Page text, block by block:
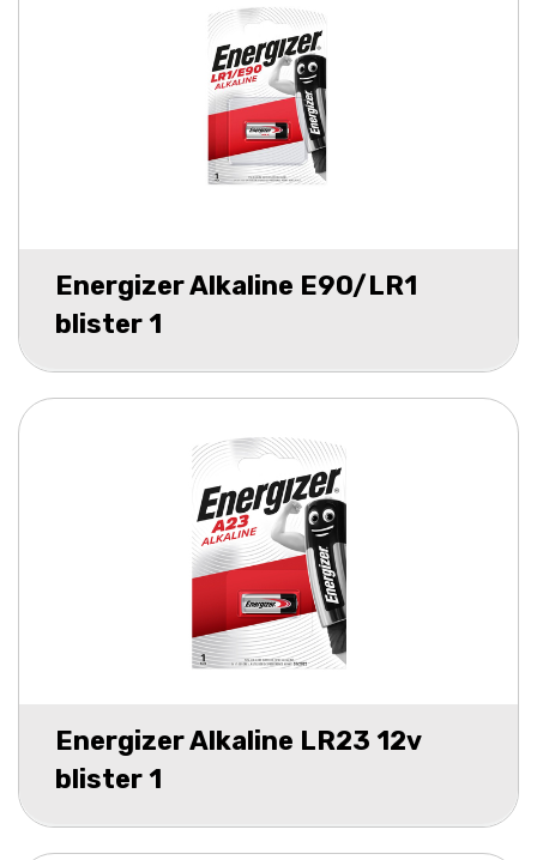
Energizer Alkaline E90/LR1
blister 1
Energizer Alkaline LR23 12v
blister 1